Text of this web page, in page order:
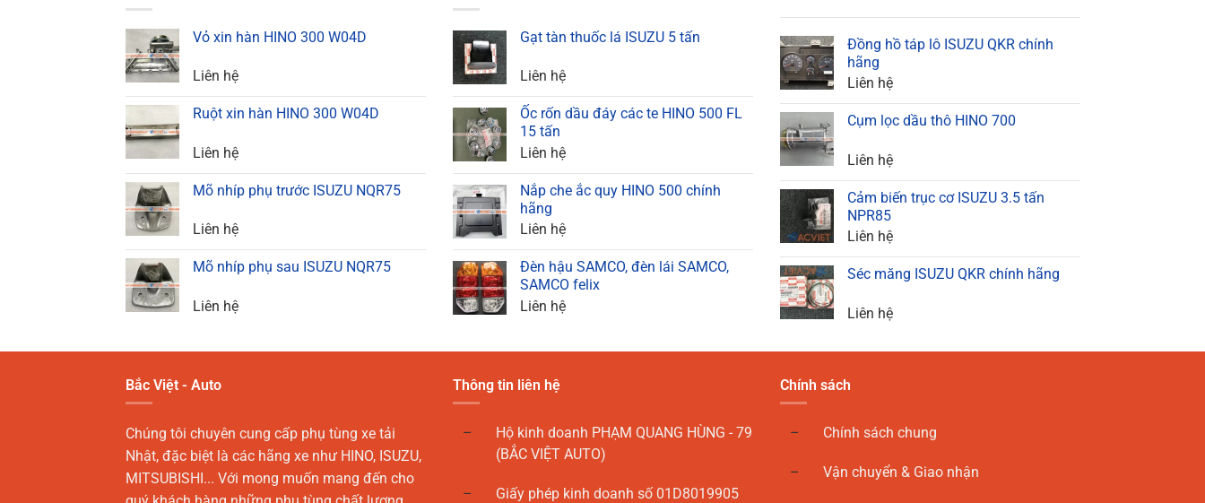
Vỏ xin hàn HINO 300 W04D
Liên hệ
Ruột xin hàn HINO 300 W04D
Liên hệ
Mõ nhíp phụ trước ISUZU NQR75
Liên hệ
Mõ nhíp phụ sau ISUZU NQR75
Liên hệ
Gạt tàn thuốc lá ISUZU 5 tấn
Liên hệ
Ốc rốn dầu đáy các te HINO 500 FL
15 tấn
Liên hệ
Nắp che ắc quy HINO 500 chính
hãng
Liên hệ
Đèn hậu SAMCO, đèn lái SAMCO,
SAMCO felix
Liên hệ
Đồng hồ táp lô ISUZU QKR chính
hãng
Liên hệ
Cụm lọc dầu thô HINO 700
Liên hệ
Cảm biến trục cơ ISUZU 3.5 tấn
NPR85
Liên hệ
Séc măng ISUZU QKR chính hãng
Liên hệ
Bắc Việt - Auto
Chúng tôi chuyên cung cấp phụ tùng xe tải
Nhật, đặc biệt là các hãng xe như HINO, ISUZU,
MITSUBISHI... Với mong muốn mang đến cho
Thông tin liên hệ
Hộ kinh doanh PHẠM QUANG HÙNG - 79
(BẮC VIỆT AUTO)
Giấy phép kinh doanh số 01D8019905
Chính sách
Chính sách chung
Vận chuyển & Giao nhận